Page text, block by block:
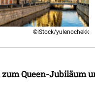
©iStock/yulenochekk
Queen-Jubiläum